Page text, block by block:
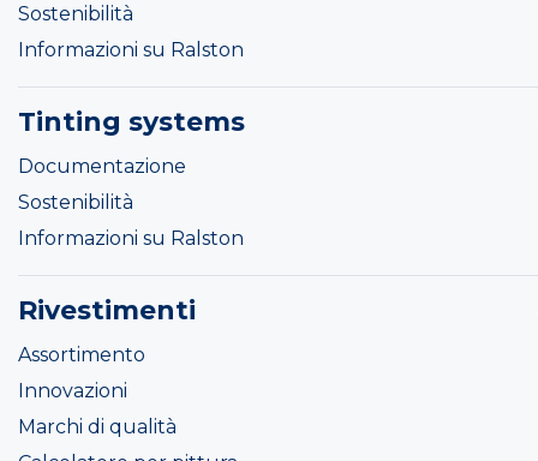
Sostenibilità
Informazioni su Ralston
Tinting systems
Documentazione
Sostenibilità
Informazioni su Ralston
Rivestimenti
Assortimento
Innovazioni
Marchi di qualità